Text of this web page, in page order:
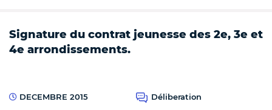
Signature du contrat jeunesse des 2e, 3e et
4e arrondissements.
DECEMBRE 2015
Déliberation